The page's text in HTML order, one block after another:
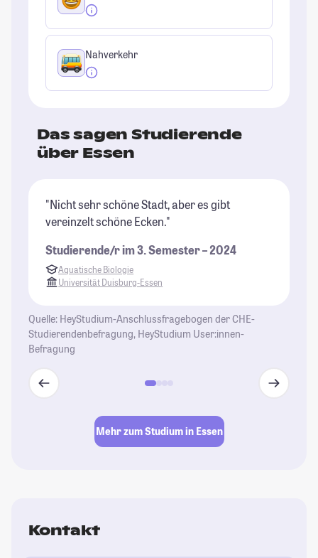
Nahverkehr
Das sagen Studierende
über Essen
"Nicht sehr schöne Stadt, aber es gibt
vereinzelt schöne Ecken."
Studierende/r im 3. Semester – 2024
Aquatische Biologie
Universität Duisburg-Essen
Quelle: HeyStudium-Anschlussfragebogen der CHE-
Studierendenbefragung, HeyStudium User:innen-
Befragung
Mehr zum Studium in Essen
Kontakt